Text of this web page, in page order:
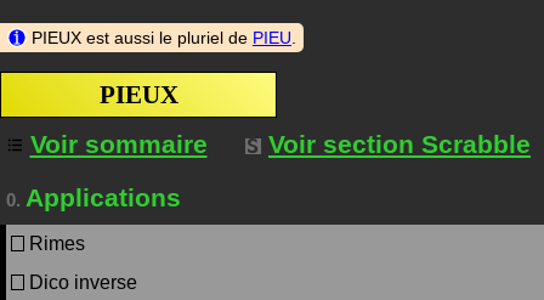
PIEUX est aussi le pluriel de PIEU
PIEUX
Voir sommaire
Voir section Scrabble
0. Applications
Rimes
Dico inverse